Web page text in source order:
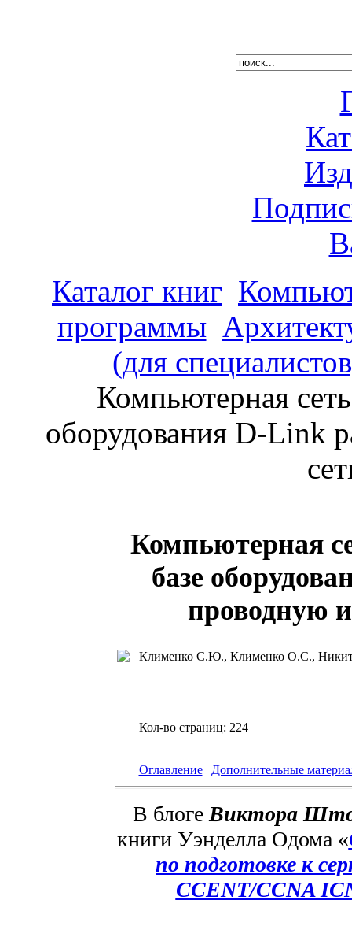
Каталог книг
программы
(для
Компьютерная
оборудования D-Link
Компьютерная
базе
проводную
Клименко С.Ю., Клименко О.С.,
Кол-во страниц: 224
Оглавление| Дополнительные
В блоге Виктора
книги Уэнделла Одома «
по подготовке к
CCENT/CCNA